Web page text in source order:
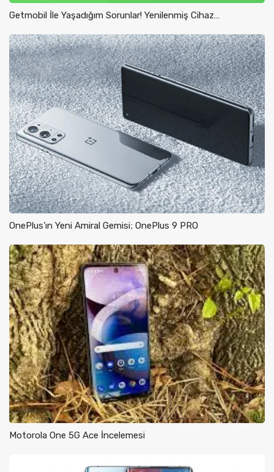
Getmobil İle Yaşadığım Sorunlar! Yenilenmiş Cihaz…
OnePlus’ın Yeni Amiral Gemisi; OnePlus 9 PRO
Motorola One 5G Ace İncelemesi